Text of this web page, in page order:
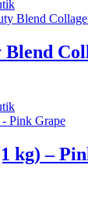
Blend
kg) –